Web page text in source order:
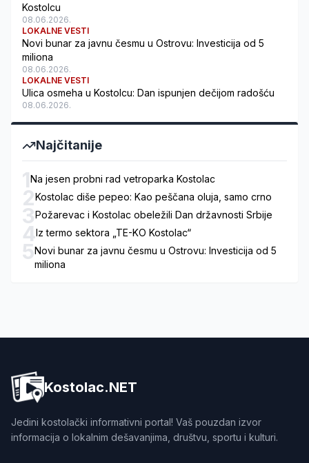
Kostolcu
08.06.2026.
LOKALNE VESTI
Novi bunar za javnu česmu u Ostrovu: Investicija od 5
miliona
08.06.2026.
LOKALNE VESTI
Ulica osmeha u Kostolcu: Dan ispunjen dečijom radošću
08.06.2026.
Najčitanije
1Na jesen probni rad vetroparka Kostolac
2Kostolac diše pepeo: Kao peščana oluja, samo crno
3Požarevac i Kostolac obeležili Dan državnosti Srbije
4Iz termo sektora „TE-KO Kostolac“
5Novi bunar za javnu česmu u Ostrovu: Investicija od 5
miliona
Kostolac.NET
Jedini kostolački informativni portal! Vaš pouzdan izvor
informacija o lokalnim dešavanjima, društvu, sportu i kulturi.